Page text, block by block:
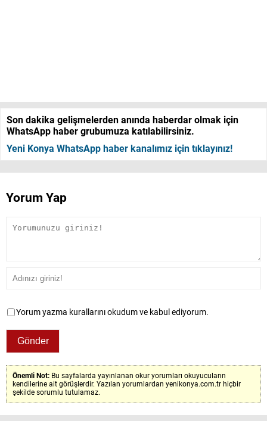
Son dakika gelişmelerden anında haberdar olmak için
WhatsApp haber grubumuza katılabilirsiniz.
Yeni Konya WhatsApp haber kanalımız için tıklayınız!
Yorum Yap
Yorum yazma kurallarını okudum ve kabul ediyorum.
Önemli Not: Bu sayfalarda yayınlanan okur yorumları okuyucuların
kendilerine ait görüşlerdir. Yazılan yorumlardan yenikonya.com.tr hiçbir
şekilde sorumlu tutulamaz.